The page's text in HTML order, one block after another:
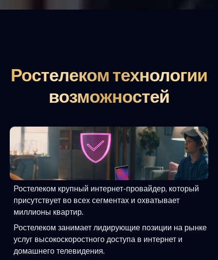
Ростелеком технологии
возможностей
Ростелеком крупный интернет-провайдер, который
присутствует во всех сегментах и охватывает
миллионы квартир.
Ростелеком занимает лидирующие позиции на рынке
услуг высокоскоростного доступа в интернет и
домашнего телевидения.